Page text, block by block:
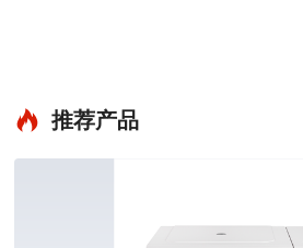
推荐产品